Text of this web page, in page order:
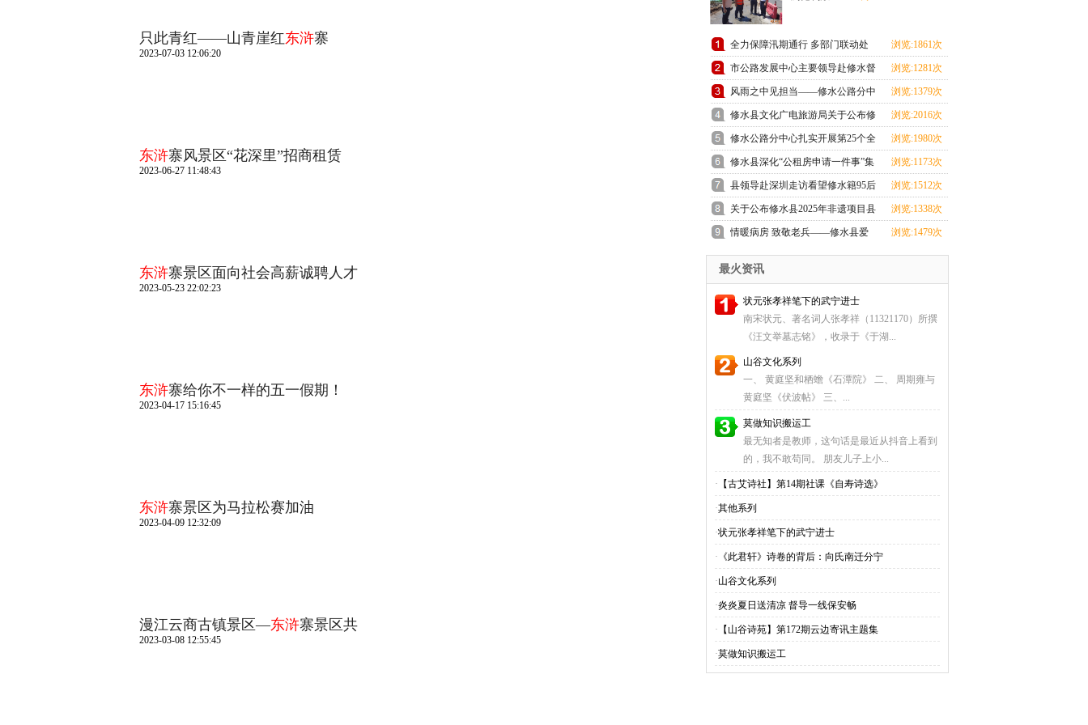
只此青红——山青崖红东浒寨
2023-07-03 12:06:20
东浒寨风景区“花深里”招商租赁
2023-06-27 11:48:43
东浒寨景区面向社会高薪诚聘人才
2023-05-23 22:02:23
东浒寨给你不一样的五一假期！
2023-04-17 15:16:45
东浒寨景区为马拉松赛加油
2023-04-09 12:32:09
漫江云商古镇景区—东浒寨景区共
2023-03-08 12:55:45
全力保障汛期通行 多部门联动处
置S221线塌方险情
浏览:1861次
市公路发展中心主要领导赴修水督
导汛期地质灾害
浏览:1281次
风雨之中见担当——修水公路分中
心全力投入汛期
浏览:1379次
修水县文化广电旅游局关于公布修
水县2025年非遗
浏览:2016次
修水公路分中心扎实开展第25个全
国＂安全生产月
浏览:1980次
修水县深化“公租房申请一件事”集
成改革
浏览:1173次
县领导赴深圳走访看望修水籍95后
航天创业者卢驭
浏览:1512次
关于公布修水县2025年非遗项目县
级传承人名单
浏览:1338次
情暖病房 致敬老兵——修水县爱
国拥军促进会探望
浏览:1479次
最火资讯
状元张孝祥笔下的武宁进士
南宋状元、著名词人张孝祥（11321170）所撰
《汪文举墓志铭》，收录于《于湖...
山谷文化系列
一、 黄庭坚和栖蟾《石潭院》 二、 周期雍与
黄庭坚《伏波帖》 三、...
莫做知识搬运工
最无知者是教师，这句话是最近从抖音上看到
的，我不敢苟同。 朋友儿子上小...
· 【古艾诗社】第14期社课《自寿诗选》
·其他系列
·状元张孝祥笔下的武宁进士
· 《此君轩》诗卷的背后：向氏南迁分宁
·山谷文化系列
·炎炎夏日送清凉 督导一线保安畅
· 【山谷诗苑】第172期云边寄讯主题集
·莫做知识搬运工